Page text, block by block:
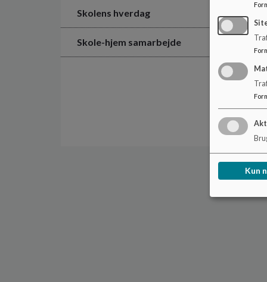
Skolens hverdag
Skole-hjem samarbejde
Kun